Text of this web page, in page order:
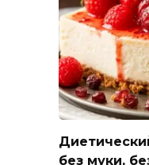
без муки,